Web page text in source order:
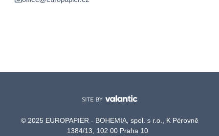
© 2025 EUROPAPIER - BOHEMIA, spol. s r.o., K Pérovně
1384/13, 102 00 Praha 10